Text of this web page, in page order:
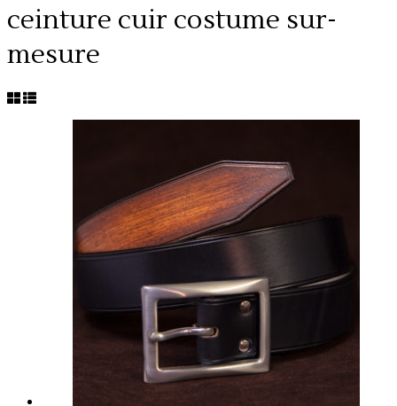
ceinture cuir costume sur-
mesure